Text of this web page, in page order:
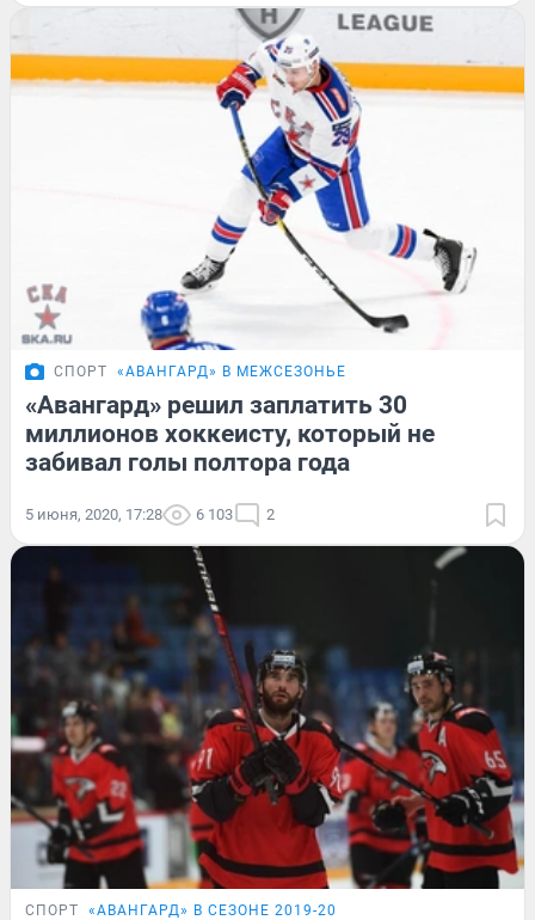
СПОРТ «АВАНГАРД» В МЕЖСЕЗОНЬЕ
«Авангард» решил заплатить 30
миллионов хоккеисту, который не
забивал голы полтора года
5 июня, 2020, 17:28 6 103 2
СПОРТ «АВАНГАРД» В СЕЗОНЕ 2019-20